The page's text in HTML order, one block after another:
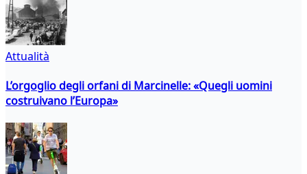
Attualità
L’orgoglio degli orfani di Marcinelle: «Quegli uomini
costruivano l’Europa»